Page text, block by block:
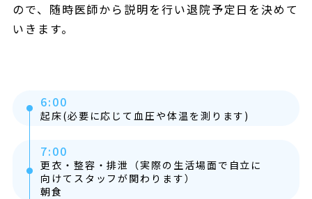
ので、 随時医師から説明を行い退院予定日を決めて
いきます。
6:00
起床(必要に応じて血圧や体温を測ります)
7:00
更衣・整容・排泄（実際の生活場面で自立に
向けてスタッフが関わります）
朝食